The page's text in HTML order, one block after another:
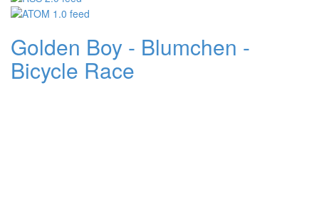
Golden Boy - Blumchen -
Bicycle Race